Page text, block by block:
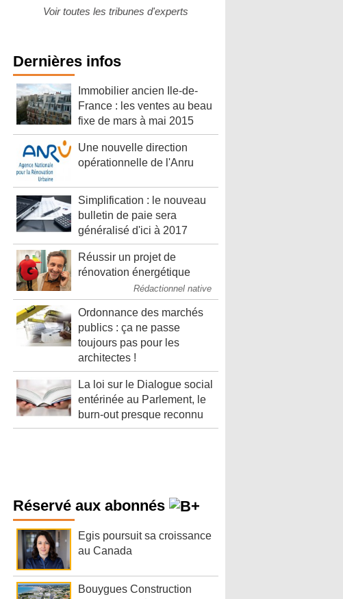
Voir toutes les tribunes d'experts
Dernières infos
Immobilier ancien Ile-de-
France : les ventes au beau
fixe de mars à mai 2015
Une nouvelle direction
opérationnelle de l'Anru
Simplification : le nouveau
bulletin de paie sera
généralisé d'ici à 2017
Réussir un projet de
rénovation énergétique
Rédactionnel native
Ordonnance des marchés
publics : ça ne passe
toujours pas pour les
architectes !
La loi sur le Dialogue social
entérinée au Parlement, le
burn-out presque reconnu
Réservé aux abonnés
Egis poursuit sa croissance
au Canada
Bouygues Construction